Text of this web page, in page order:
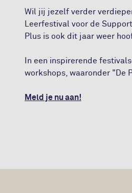
Wil jij jezelf verder
Leerfestival voor de
Plus is ook dit jaar weer
In een inspirerende
workshops, waaronder "De
Meld je nu aan!